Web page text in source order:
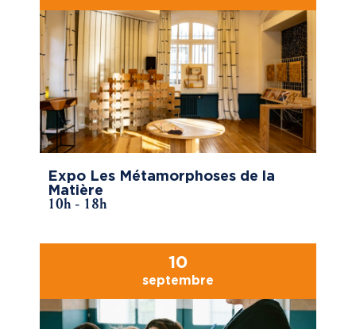
Expo Les Métamorphoses de la
Matière
10h - 18h
10
septembre